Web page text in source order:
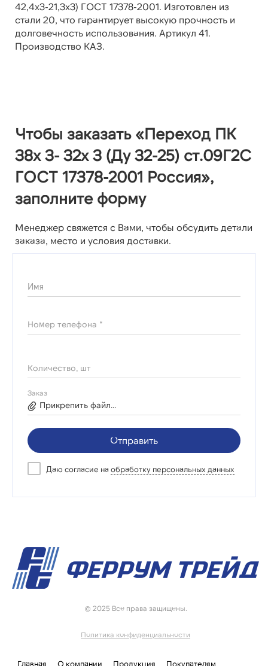
42,4х3-21,3х3) ГОСТ 17378-2001. Изготовлен из
стали 20, что гарантирует высокую прочность и
долговечность использования. Артикул 41.
Производство КАЗ.
Чтобы заказать «Переход ПК
38х 3- 32х 3 (Ду 32-25) ст.09Г2С
ГОСТ 17378-2001 Россия»,
заполните форму
Менеджер свяжется с Вами, чтобы обсудить детали
заказа, место и условия доставки.
Имя
Номер телефона *
Количество, шт
Заказ
Прикрепить файл...
Отправить
Даю согласие на обработку персональных данных
© 2025 Все права защищены.
Политика конфиденциальности
Главная О компании Продукция Покупателям